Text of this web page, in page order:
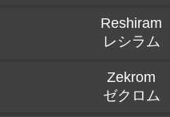
Reshiram
レシラム
Zekrom
ゼクロム